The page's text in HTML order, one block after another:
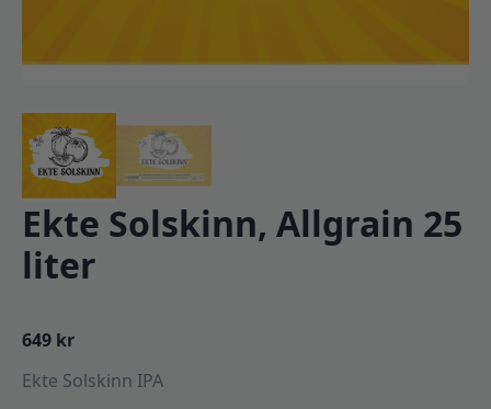
Ekte Solskinn, Allgrain 25
liter
649 kr
Ekte Solskinn IPA